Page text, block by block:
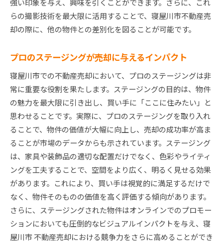
強い印象を与え、興味を引くことができます。さらに、これ
らの撮影技術を最大限に活用することで、寝屋川市不動産売
却の際に、他の物件との差別化を図ることが可能です。
プロのステージングが売却に与えるインパクト
寝屋川市での不動産売却において、プロのステージングは非
常に重要な役割を果たします。ステージングの目的は、物件
の魅力を最大限に引き出し、買い手に「ここに住みたい」と
思わせることです。実際に、プロのステージングを取り入れ
ることで、物件の価値が大幅に向上し、売却の成功率が高ま
ることが市場のデータからも示されています。ステージング
は、家具や装飾品の適切な配置だけでなく、色彩やライティ
ングを工夫することで、空間をより広く、明るく見せる効果
があります。これにより、買い手は視覚的に満足するだけで
なく、物件そのものの価値を高く評価する傾向があります。
さらに、ステージングされた物件はオンラインでのプロモー
ションにおいても圧倒的なビジュアルインパクトを与え、寝
屋川市 不動産売却における競争力をさらに高めることができ